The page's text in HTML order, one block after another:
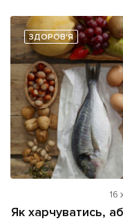
ЗДОРОВ'Я
16
Як харчуватись,